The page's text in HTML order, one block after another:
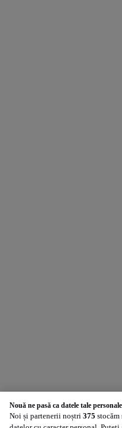
Nouă ne pasă ca datele tale
Noi și partenerii noștri 375